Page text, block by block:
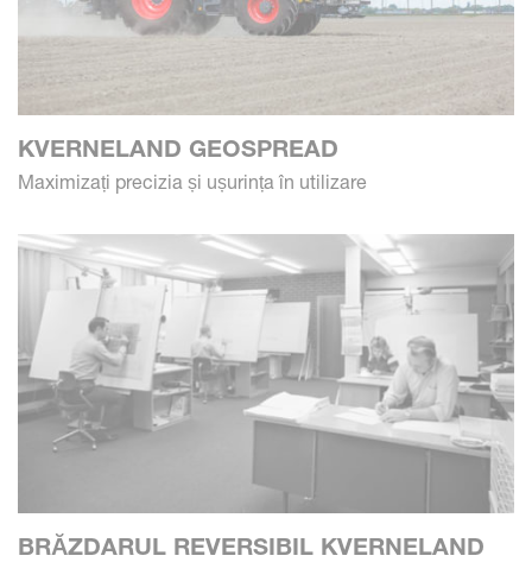
KVERNELAND GEOSPREAD
Maximizați precizia și ușurința în utilizare
BRĂZDARUL REVERSIBIL KVERNELAND